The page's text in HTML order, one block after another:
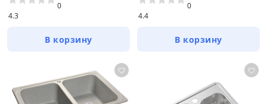
4.3
0
В корзину
4.4
0
В корзину